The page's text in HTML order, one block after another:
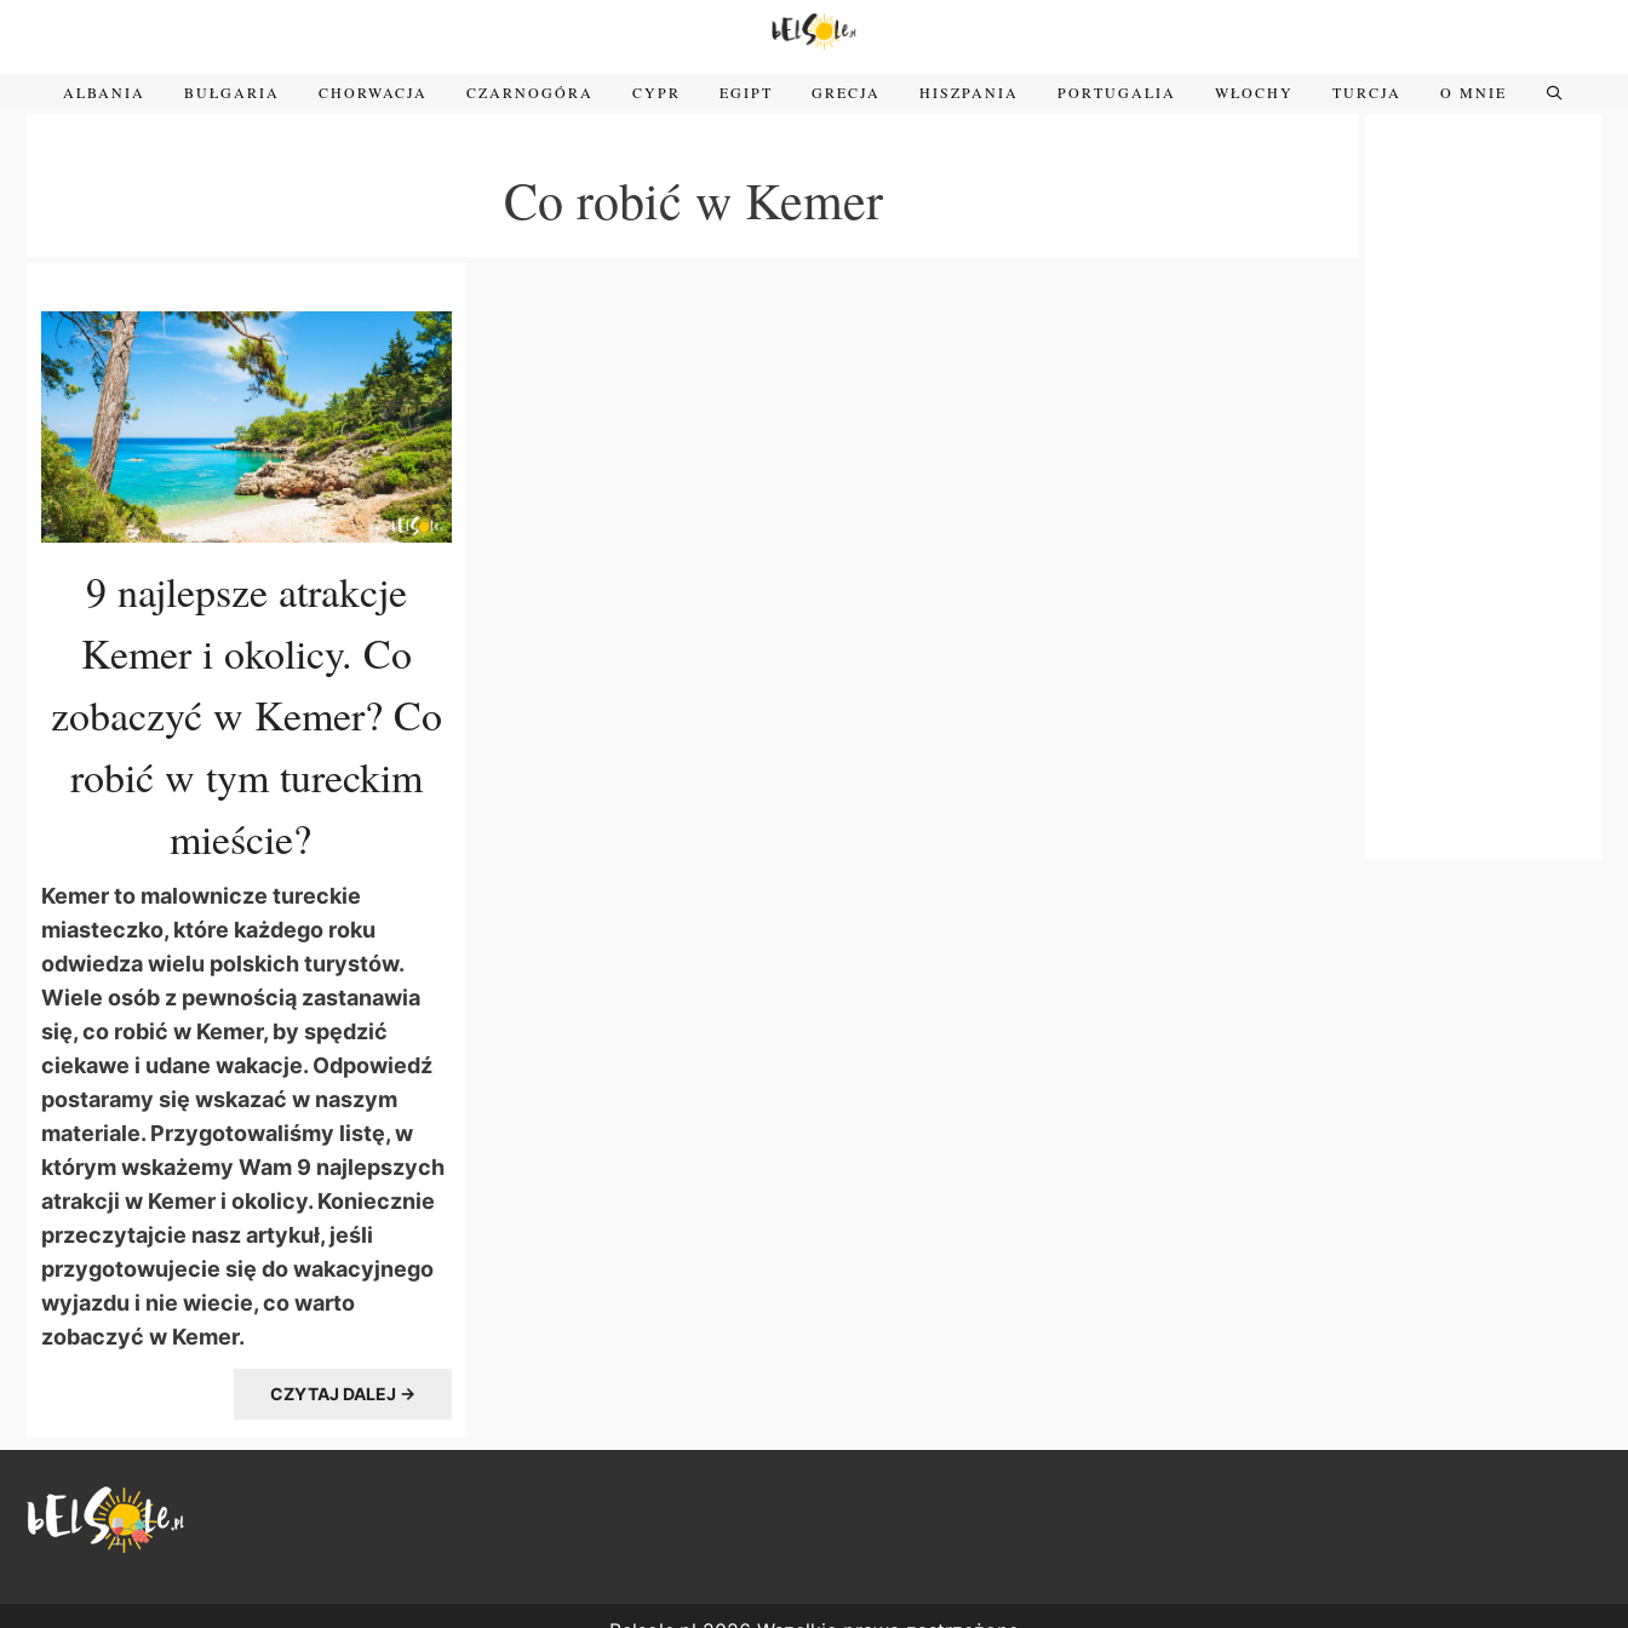
ALBANIA BUŁGARIA CHORWACJA CZARNOGÓRA CYPR EGIPT GRECJA HISZPANIA PORTUGALIA WŁOCHY TURCJA O MNIE
Co robić w Kemer
9 najlepsze atrakcje
Kemer i okolicy. Co
zobaczyć w Kemer? Co
robić w tym tureckim
mieście?
Kemer to malownicze tureckie
miasteczko, które każdego roku
odwiedza wielu polskich turystów.
Wiele osób z pewnością zastanawia
się, co robić w Kemer, by spędzić
ciekawe i udane wakacje. Odpowiedź
postaramy się wskazać w naszym
materiale. Przygotowaliśmy listę, w
którym wskażemy Wam 9 najlepszych
atrakcji w Kemer i okolicy. Koniecznie
przeczytajcie nasz artykuł, jeśli
przygotowujecie się do wakacyjnego
wyjazdu i nie wiecie, co warto
zobaczyć w Kemer.
CZYTAJ DALEJ →